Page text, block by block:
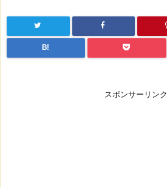
B!
スポンサーリンク